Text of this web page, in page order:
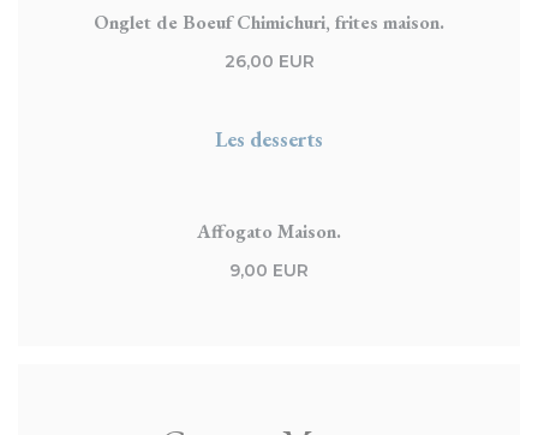
Onglet de Boeuf Chimichuri, frites maison.
26,00 EUR
Les desserts
Affogato Maison.
9,00 EUR